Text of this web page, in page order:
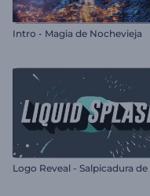
Intro - Magia de Nochevieja